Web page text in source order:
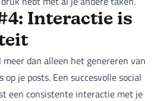
Interactie is
dan alleen het genereren van
je posts. Een succesvolle social
een consistente interactie met je